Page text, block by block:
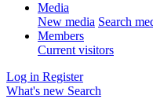
Media
New media Search
Members
Current visitors
Log in Register
What's new Search